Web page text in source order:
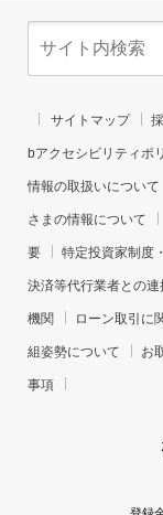
サイトマップ
bアクセシビリティポ
情報の取扱いについて
さまの情報について
要 特定投資家制度
決済等代行業者との連
機関 ローン取引に
組姿勢について お
事項